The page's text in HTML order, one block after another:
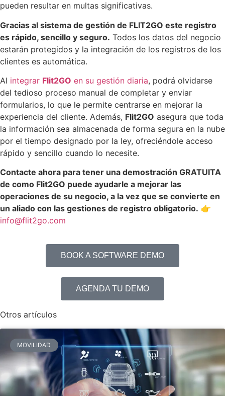
Equipo
Empleo
Kit
Digital
Kit
Consulting
Contacto
Solicitar
pueden resultar en multas significativas.
Gracias al sistema de gestión de FLIT2GO este registro
es rápido, sencillo y seguro. Todos los datos del negocio
estarán protegidos y la integración de los registros de los
clientes es automática.
Al integrar Flit2GO en su gestión diaria, podrá olvidarse
del tedioso proceso manual de completar y enviar
formularios, lo que le permite centrarse en mejorar la
experiencia del cliente. Además, Flit2GO asegura que toda
la información sea almacenada de forma segura en la nube
por el tiempo designado por la ley, ofreciéndole acceso
rápido y sencillo cuando lo necesite.
Contacte ahora para tener una demostración GRATUITA
de como Flit2GO puede ayudarle a mejorar las
operaciones de su negocio, a la vez que se convierte en
un aliado con las gestiones de registro obligatorio. 👉
info@flit2go.com
BOOK A SOFTWARE DEMO
AGENDA TU DEMO
Otros artículos
MOVILIDAD